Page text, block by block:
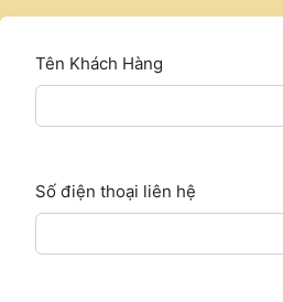
Tên Khách Hàng
Số điện thoại liên hệ